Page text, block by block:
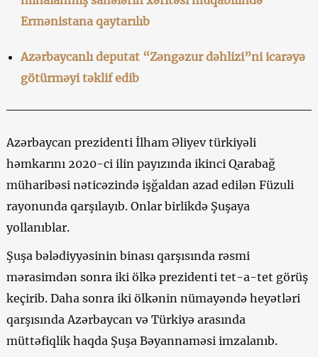
Ermənistana qaytarılıb
Azərbaycanlı deputat “Zəngəzur dəhlizi”ni icarəyə
götürməyi təklif edib
Azərbaycan prezidenti İlham Əliyev türkiyəli
həmkarını 2020-ci ilin payızında ikinci Qarabağ
müharibəsi nəticəzində işğaldan azad edilən Füzuli
rayonunda qarşılayıb. Onlar birlikdə Şuşaya
yollanıblar.
Şuşa bələdiyyəsinin binası qarşısında rəsmi
mərasimdən sonra iki ölkə prezidenti tet-a-tet görüş
keçirib. Daha sonra iki ölkənin nümayəndə heyətləri
qarşısında Azərbaycan və Türkiyə arasında
müttəfiqlik haqda Şuşa Bəyannaməsi imzalanıb.